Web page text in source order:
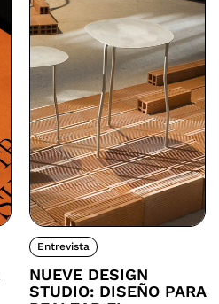
Entrevista
NUEVE DESIGN
STUDIO: DISEÑO PARA